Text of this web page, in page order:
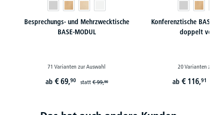
Besprechungs- und Mehrzwecktische
BASE-MODUL
71 Varianten zur Auswahl
ab € 69,90 statt€ 99,90
Konferenztische
doppelt
20 Varianten zur
ab € 116,91